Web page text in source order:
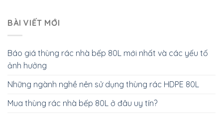
BÀI VIẾT MỚI
Báo giá thùng rác nhà bếp 80L mới nhất và các yếu tố
ảnh hưởng
Những ngành nghề nên sử dụng thùng rác HDPE 80L
Mua thùng rác nhà bếp 80L ở đâu uy tín?